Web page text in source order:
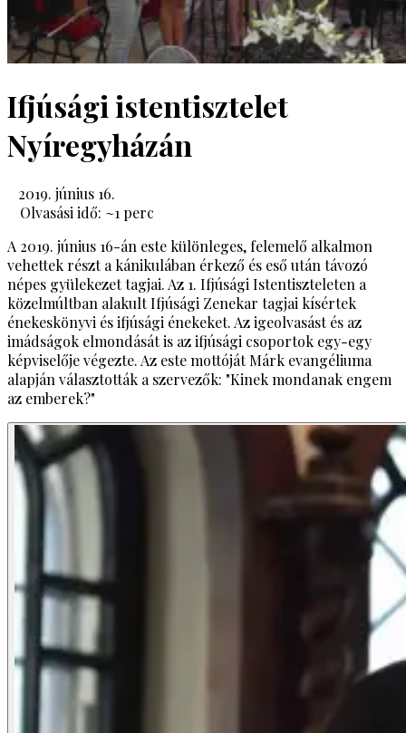
Ifjúsági istentisztelet
Nyíregyházán
2019. június 16.
Olvasási idő: ~1 perc
A 2019. június 16-án este különleges, felemelő alkalmon
vehettek részt a kánikulában érkező és eső után távozó
népes gyülekezet tagjai. Az 1. Ifjúsági Istentiszteleten a
közelmúltban alakult Ifjúsági Zenekar tagjai kísértek
énekeskönyvi és ifjúsági énekeket. Az igeolvasást és az
imádságok elmondását is az ifjúsági csoportok egy-egy
képviselője végezte. Az este mottóját Márk evangéliuma
alapján választották a szervezők: "Kinek mondanak engem
az emberek?"